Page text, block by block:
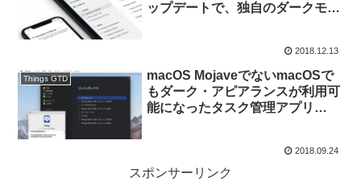
ップデートで、独自のダークモー
2018.12.13
Things GTD
macOS MojaveでないmacOSで
もダーク・アピアランスが利用可
能になったタスク管理アプリ
2018.09.24
スポンサーリンク